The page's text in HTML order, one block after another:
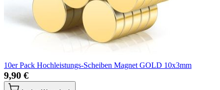
10er Pack Hochleistungs-Scheiben Magnet GOLD 10x3mm
9,90 €